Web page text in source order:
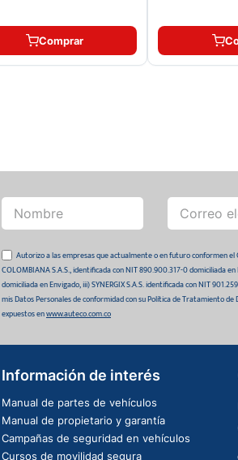
Comprar
Autorizo a las empresas que actualmente o en futuro conformen el
COLOMBIANA S.A.S., identificada con NIT 890.900.317-0 domiciliada
domiciliada en Envigado, iii) SYNERGIX S.A.S. identificada con NIT
mis Datos Personales de conformidad con su Política de Tratamiento
expuestos enwww.auteco.com.co
Información de interés
Manual de partes de vehículos
Manual de propietario y garantía
Campañas de seguridad en vehículos
Cursos de movilidad segura